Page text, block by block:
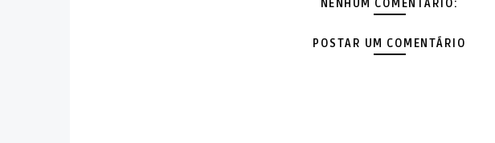
NENHUM COMENTÁRIO:
POSTAR UM COMENTÁRIO